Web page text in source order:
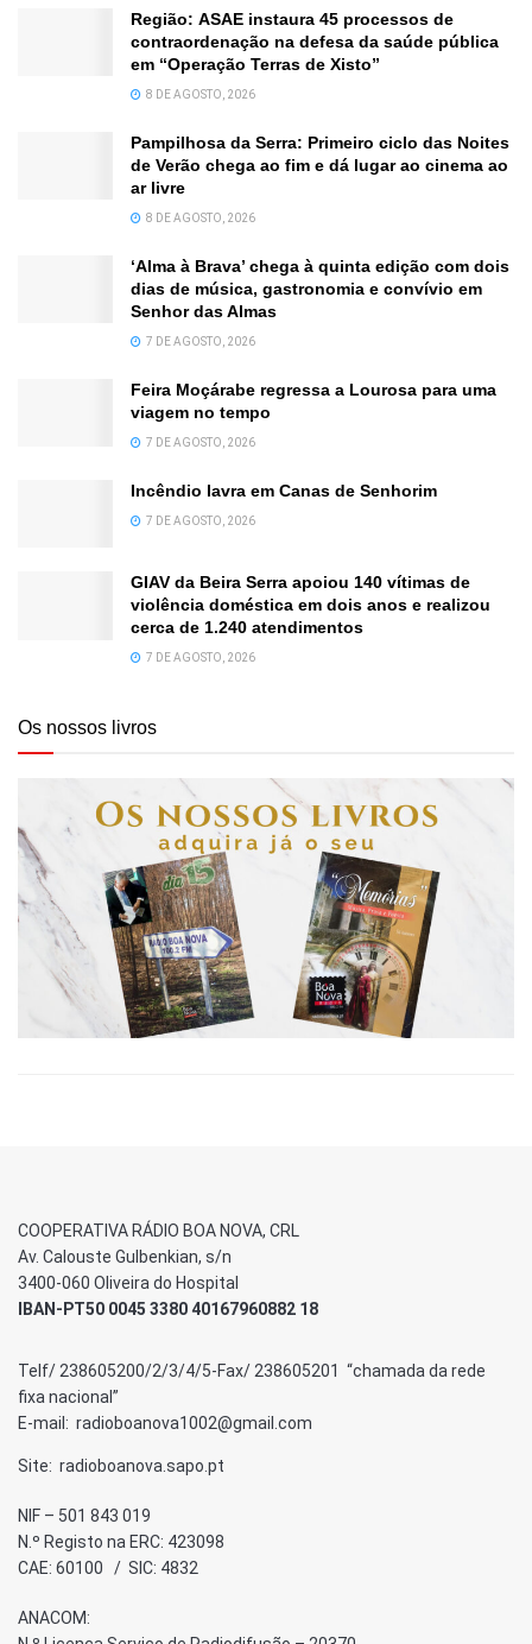
Região: ASAE instaura 45 processos de
contraordenação na defesa da saúde pública
em “Operação Terras de Xisto”
8 DE AGOSTO, 2026
Pampilhosa da Serra: Primeiro ciclo das Noites
de Verão chega ao fim e dá lugar ao cinema ao
ar livre
8 DE AGOSTO, 2026
‘Alma à Brava’ chega à quinta edição com dois
dias de música, gastronomia e convívio em
Senhor das Almas
7 DE AGOSTO, 2026
Feira Moçárabe regressa a Lourosa para uma
viagem no tempo
7 DE AGOSTO, 2026
Incêndio lavra em Canas de Senhorim
7 DE AGOSTO, 2026
GIAV da Beira Serra apoiou 140 vítimas de
violência doméstica em dois anos e realizou
cerca de 1.240 atendimentos
7 DE AGOSTO, 2026
Os nossos livros
COOPERATIVA RÁDIO BOA NOVA, CRL
Av. Calouste Gulbenkian, s/n
3400-060 Oliveira do Hospital
IBAN-PT50 0045 3380 40167960882 18
Telf/ 238605200/2/3/4/5-Fax/ 238605201 “chamada da rede
fixa nacional”
E-mail: radioboanova1002@gmail.com
Site: radioboanova.sapo.pt
NIF – 501 843 019
N.º Registo na ERC: 423098
CAE: 60100 / SIC: 4832
ANACOM: